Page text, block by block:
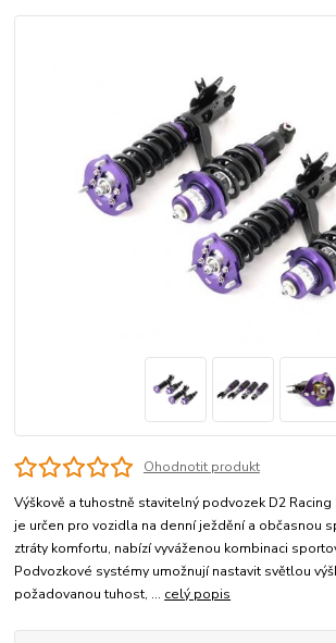
Ohodnotit produkt
Výškově a tuhostně stavitelný podvozek D2
je určen pro vozidla na denní ježdění a občasnou
ztráty komfortu, nabízí vyváženou kombinaci
Podvozkové systémy umožnují nastavit světlou
požadovanou tuhost, ... celý popis